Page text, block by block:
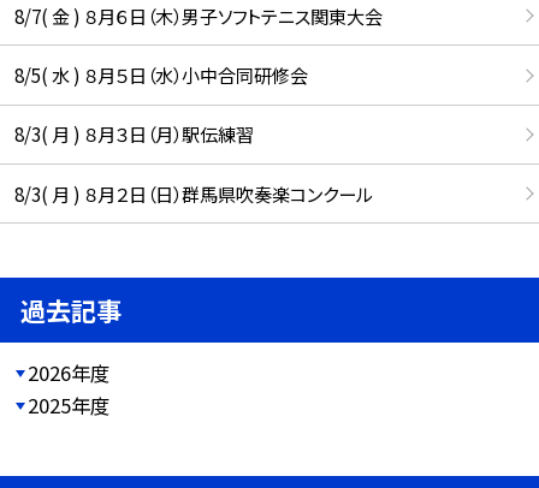
8/7( 金 ) ８月６日（木）男子ソフトテニス関東大会
8/5( 水 ) ８月５日（水）小中合同研修会
8/3( 月 ) ８月３日（月）駅伝練習
8/3( 月 ) ８月２日（日）群馬県吹奏楽コンクール
過去記事
2026年度
2025年度